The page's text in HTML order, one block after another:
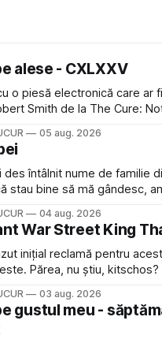
alese - CXLXXV
o piesă electronică care ar
Smith de la The Cure:
jumătatea masculină a acelui
dubioasă...) 2. Băgăm la
05 aug. 2026
des întâlnit nume de familie
stau bine să mă gândesc,
de etimologia termenului
veche, popŭ,
04 aug. 2026
War Street King
inițial reclamă pentru
Părea, nu știu, kitschos?
alte show-uri... așa că am
sau lipsa de alternative
03 aug. 2026
gustul meu -